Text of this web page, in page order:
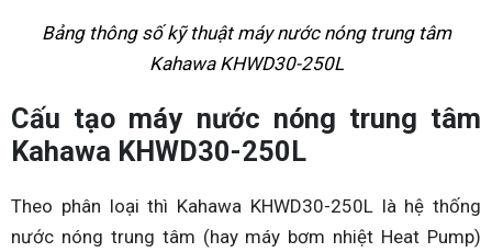
Bảng thông số kỹ thuật máy nước nóng trung tâm
Kahawa KHWD30-250L
Cấu tạo máy nước nóng trung tâm
Kahawa KHWD30-250L
Theo phân loại thì Kahawa KHWD30-250L là hệ thống
nước nóng trung tâm (hay máy bơm nhiệt Heat Pump)